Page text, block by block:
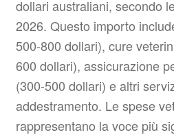
dollari australiani, secondo
2026. Questo importo
500-800 dollari), cure
600 dollari), assicurazione
(300-500 dollari) e altri
addestramento. Le spese
rappresentano la voce più